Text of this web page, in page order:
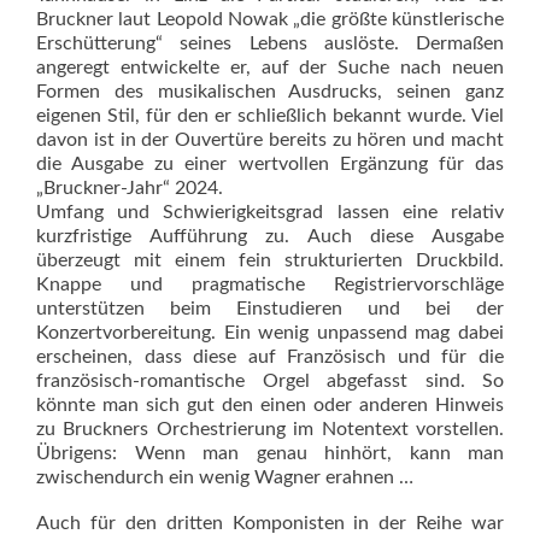
Bruckner laut Leopold Nowak „die größte künstlerische
Erschütterung“ seines Lebens auslöste. Dermaßen
angeregt entwickelte er, auf der Suche nach neuen
Formen des musikalischen Ausdrucks, seinen ganz
eigenen Stil, für den er schließlich bekannt wurde. Viel
davon ist in der Ouvertüre bereits zu hören und macht
die Ausgabe zu einer wertvollen Ergänzung für das
„Bruckner-Jahr“ 2024.
Umfang und Schwierigkeitsgrad lassen eine relativ
kurzfristige Aufführung zu. Auch diese Ausgabe
überzeugt mit einem fein struk­turierten Druckbild.
Knappe und pragmatische Registriervorschläge
unterstützen beim Einstudieren und bei der
Konzertvorbereitung. Ein wenig unpassend mag dabei
erscheinen, dass diese auf Französisch und für die
französisch-romantische Orgel abgefasst sind. So
könnte man sich gut den einen oder anderen Hinweis
zu Bruckners Orchestrierung im Notentext vorstellen.
Übrigens: Wenn man genau hinhört, kann man
zwischendurch ein wenig Wagner erahnen …
Auch für den dritten Komponisten in der Reihe war